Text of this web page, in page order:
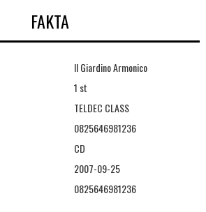
FAKTA
Il Giardino Armonico
1 st
TELDEC CLASS
0825646981236
CD
2007-09-25
0825646981236